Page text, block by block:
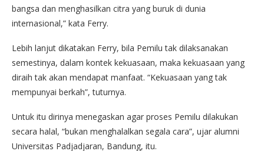
bangsa dan menghasilkan citra yang buruk di dunia
internasional,” kata Ferry.
Lebih lanjut dikatakan Ferry, bila Pemilu tak dilaksanakan
semestinya, dalam kontek kekuasaan, maka kekuasaan yang
diraih tak akan mendapat manfaat. “Kekuasaan yang tak
mempunyai berkah”, tuturnya.
Untuk itu dirinya menegaskan agar proses Pemilu dilakukan
secara halal, “bukan menghalalkan segala cara”, ujar alumni
Universitas Padjadjaran, Bandung, itu.